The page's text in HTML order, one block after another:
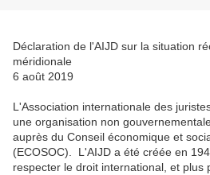
Déclaration de l'AIJD sur la situation
méridionale
6 août 2019
L'Association internationale des
une organisation non
auprès du Conseil économique et
(ECOSOC). L'AIJD a été créée en
respecter le droit international, et plus